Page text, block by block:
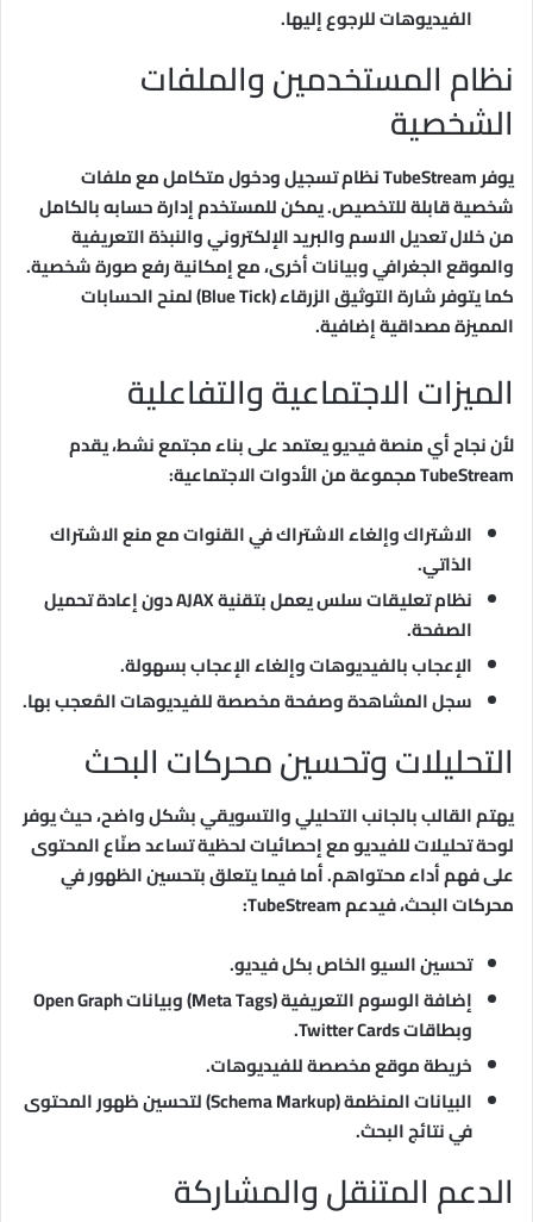
الفيديوهات للرجوع إليها.
نظام المستخدمين والملفات
الشخصية
يوفر TubeStream نظام تسجيل ودخول متكامل مع ملفات
شخصية قابلة للتخصيص. يمكن للمستخدم إدارة حسابه بالكامل
من خلال تعديل الاسم والبريد الإلكتروني والنبذة التعريفية
والموقع الجغرافي وبيانات أخرى، مع إمكانية رفع صورة شخصية.
كما يتوفر شارة التوثيق الزرقاء (Blue Tick) لمنح الحسابات
المميزة مصداقية إضافية.
الميزات الاجتماعية والتفاعلية
لأن نجاح أي منصة فيديو يعتمد على بناء مجتمع نشط، يقدم
TubeStream مجموعة من الأدوات الاجتماعية:
الاشتراك وإلغاء الاشتراك في القنوات مع منع الاشتراك
الذاتي.
نظام تعليقات سلس يعمل بتقنية AJAX دون إعادة تحميل
الصفحة.
الإعجاب بالفيديوهات وإلغاء الإعجاب بسهولة.
سجل المشاهدة وصفحة مخصصة للفيديوهات المُعجب بها.
التحليلات وتحسين محركات البحث
يهتم القالب بالجانب التحليلي والتسويقي بشكل واضح، حيث يوفر
لوحة تحليلات للفيديو مع إحصائيات لحظية تساعد صنّاع المحتوى
على فهم أداء محتواهم. أما فيما يتعلق بتحسين الظهور في
محركات البحث، فيدعم TubeStream:
تحسين السيو الخاص بكل فيديو.
إضافة الوسوم التعريفية (Meta Tags) وبيانات Open Graph
وبطاقات Twitter Cards.
خريطة موقع مخصصة للفيديوهات.
البيانات المنظمة (Schema Markup) لتحسين ظهور المحتوى
في نتائج البحث.
الدعم المتنقل والمشاركة